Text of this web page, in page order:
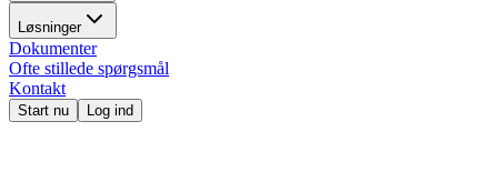
Løsninger
Dokumenter
Ofte stillede spørgsmål
Kontakt
Start nu Log ind